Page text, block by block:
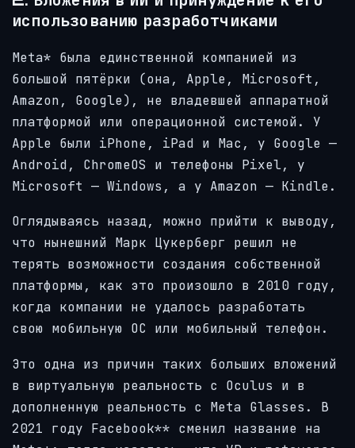
использованию разработчиками
Meta* была единственной компанией из
большой пятёрки (она, Apple, Microsoft,
Amazon, Google), не владевшей аппаратной
платформой или операционной системой. У
Apple были iPhone, iPad и Mac, у Google —
Android, ChromeOS и телефоны Pixel, у
Microsoft — Windows, а у Amazon — Kindle.
Оглядываясь назад, можно прийти к выводу,
что нынешний Марк Цукерберг решил не
терять возможности создания собственной
платформы, как это произошло в 2010 году,
когда компании не удалось разработать
свою мобильную ОС или мобильный телефон.
Это одна из причин таких больших вложений
в виртуальную реальность с Oculus и в
дополненную реальность с Meta Glasses. В
2021 году Facebook** сменил название на